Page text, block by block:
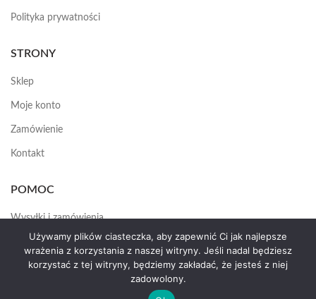
Polityka prywatności
STRONY
Sklep
Moje konto
Zamówienie
Kontakt
POMOC
Wysyłki i zamówienia
Jak założyć konto
Używamy plików ciasteczka, aby zapewnić Ci jak najlepsze
wrażenia z korzystania z naszej witryny. Jeśli nadal będziesz
korzystać z tej witryny, będziemy zakładać, że jesteś z niej
zadowolony.